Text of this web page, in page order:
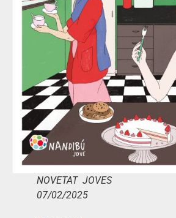
NOVETAT JOVES
07/02/2025